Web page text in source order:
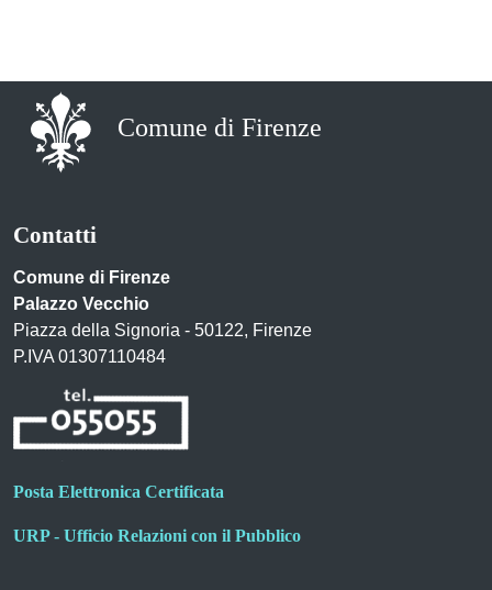
Comune di Firenze
Contatti
Comune di Firenze
Palazzo Vecchio
Piazza della Signoria - 50122, Firenze
P.IVA 01307110484
Posta Elettronica Certificata
URP - Ufficio Relazioni con il Pubblico